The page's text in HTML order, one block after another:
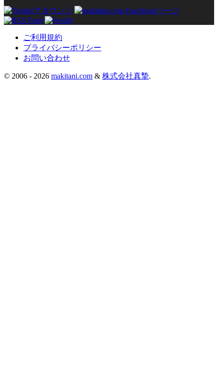
ご利用規約
プライバシーポリシー
お問い合わせ
© 2006 - 2026 makitani.com & 株式会社真摯.